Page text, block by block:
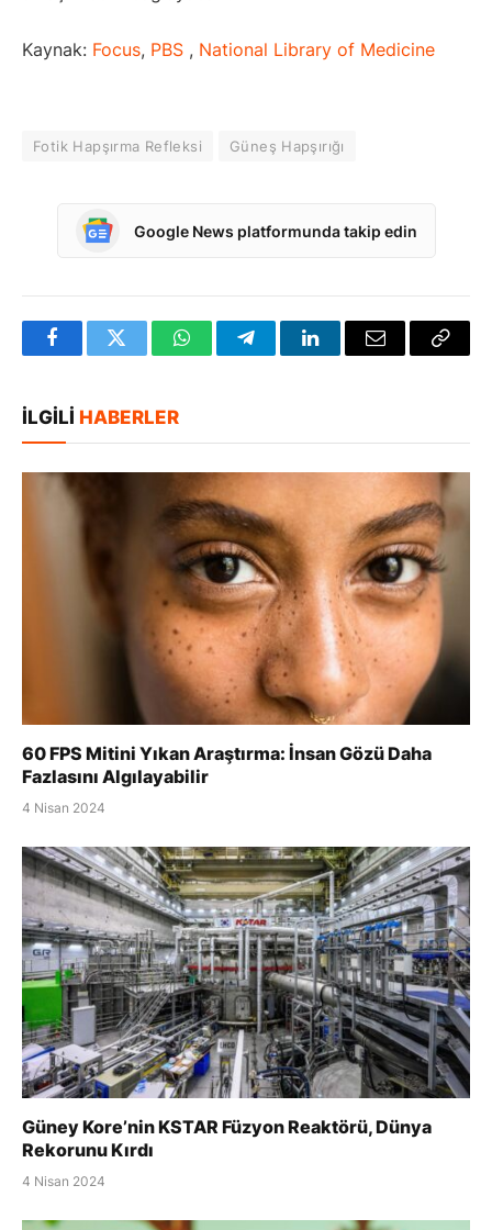
Kaynak: Focus, PBS , National Library of Medicine
Fotik Hapşırma Refleksi Güneş Hapşırığı
Google News platformunda takip edin
FacebookTwitter WhatsAppTelegramLinkedInE-
İLGILI HABERLER
60 FPS Mitini Yıkan Araştırma: İnsan Gözü Daha
Fazlasını Algılayabilir
4 Nisan 2024
Güney Kore’nin KSTAR Füzyon Reaktörü, Dünya
Rekorunu Kırdı
4 Nisan 2024